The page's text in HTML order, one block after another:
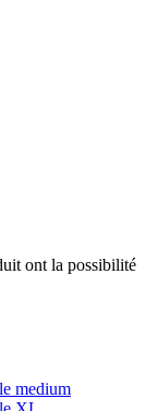
ont la possibilité